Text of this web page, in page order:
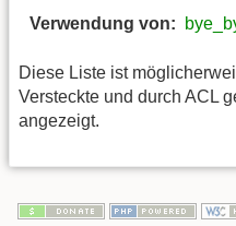
Verwendung von:
Diese Liste ist
Versteckte und durch ACL
angezeigt.